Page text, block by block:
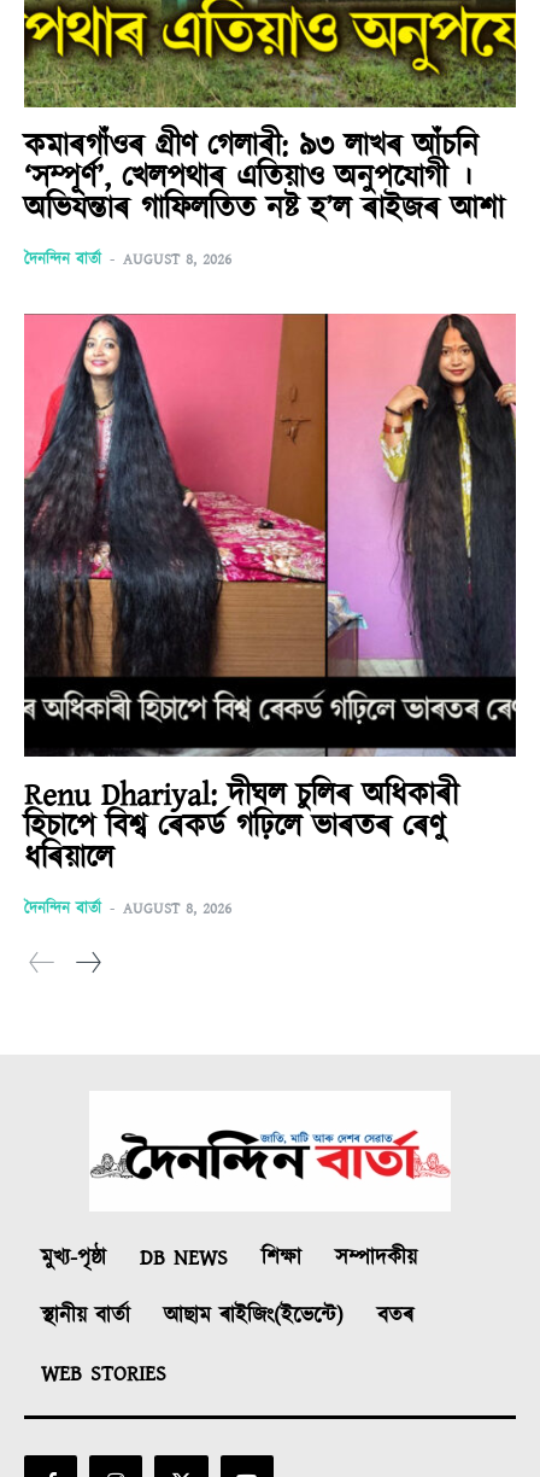
কমাৰগাঁওৰ গ্ৰীণ গেলাৰী: ৯৩ লাখৰ আঁচনি
‘সম্পূৰ্ণ’, খেলপথাৰ এতিয়াও অনুপযোগী ।
অভিযন্তাৰ গাফিলতিত নষ্ট হ’ল ৰাইজৰ আশা
দৈনন্দিন বাৰ্তা - AUGUST 8, 2026
Renu Dhariyal: দীঘল চুলিৰ অধিকাৰী
হিচাপে বিশ্ব ৰেকৰ্ড গঢ়িলে ভাৰতৰ ৰেণু
ধৰিয়ালে
দৈনন্দিন বাৰ্তা - AUGUST 8, 2026
মুখ্য-পৃষ্ঠা DB NEWS শিক্ষা
সম্পাদকীয়
স্থানীয় বাৰ্তা
আছাম ৰাইজিং(ইভেন্টে)
বতৰ
WEB STORIES